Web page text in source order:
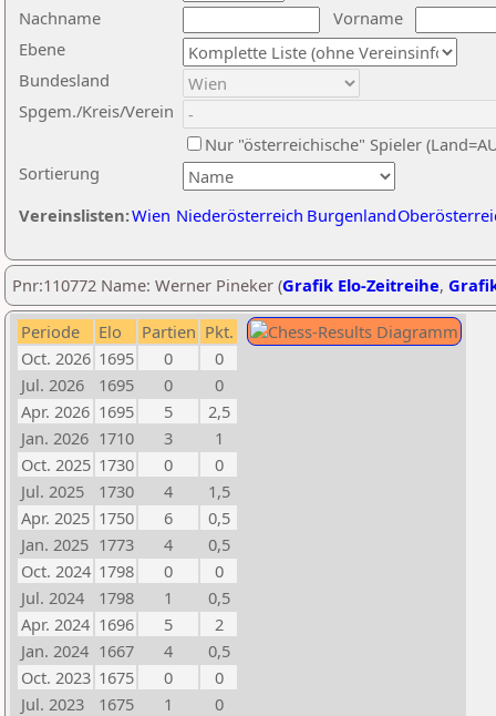
Nachname
Vorname
Ebene
Sortierung
Bundesland
Spgem./Kreis/Verein
Nur "österreichische" Spieler
Vereinslisten:Wien Niederösterreich Burgenland
Pnr:110772 Name: Werner Pineker (Grafik Elo-Zeitreihe,
Periode Elo Partien Pkt.
Oct. 2026 1695 0
0
Jul. 2026
1695 0
0
Apr. 2026 1695 5
2,5
Jan. 2026 1710 3
1
Oct. 2025 1730 0
0
Jul. 2025
1730 4
1,5
Apr. 2025 1750 6
0,5
Jan. 2025 1773 4
0,5
Oct. 2024 1798 0
0
Jul. 2024
1798 1
0,5
Apr. 2024 1696 5
2
Jan. 2024 1667 4
0,5
Oct. 2023 1675 0
0
Jul. 2023
1675 1
0